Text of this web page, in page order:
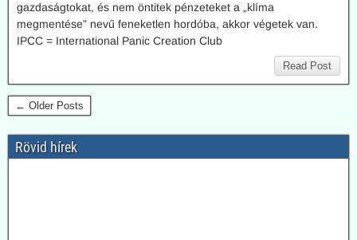
gazdaságtokat, és nem öntitek pénzeteket a „klíma
megmentése” nevű feneketlen hordóba, akkor végetek van.
IPCC = International Panic Creation Club
Read Post
← Older Posts
Rövid hírek